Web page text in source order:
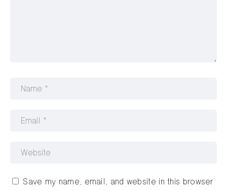
Save my name, email, and website in this browser